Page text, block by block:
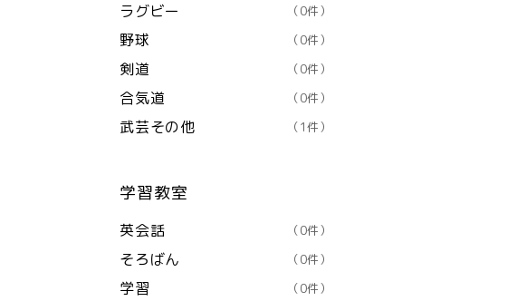
ラグビー （0件）
野球 （0件）
剣道 （0件）
合気道 （0件）
武芸その他 （1件）
学習教室
英会話 （0件）
そろばん （0件）
学習 （0件）